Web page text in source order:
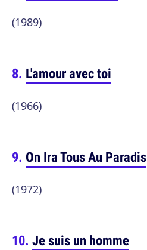
(1989)
L'amour avec toi
(1966)
On Ira Tous Au Paradis
(1972)
Je suis un homme